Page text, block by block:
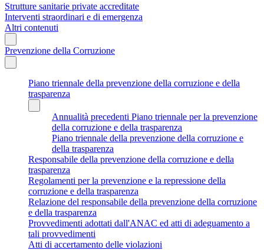
Strutture sanitarie private accreditate
Interventi straordinari e di emergenza
Altri contenuti
Prevenzione della Corruzione
Piano triennale della prevenzione della corruzione e della
trasparenza
Annualità precedenti Piano triennale per la prevenzione
della corruzione e della trasparenza
Piano triennale della prevenzione della corruzione e
della trasparenza
Responsabile della prevenzione della corruzione e della
trasparenza
Regolamenti per la prevenzione e la repressione della
corruzione e della trasparenza
Relazione del responsabile della prevenzione della corruzione
e della trasparenza
Provvedimenti adottati dall'ANAC ed atti di adeguamento a
tali provvedimenti
Atti di accertamento delle violazioni